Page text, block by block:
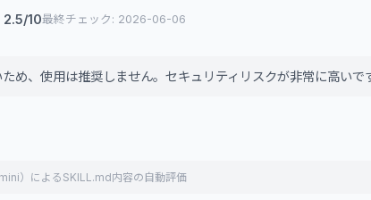
2.5/10最終チェック: 2026-06-06
め、使用は推奨しません。セキュリティリスクが非常に高いで
）によるSKILL.md内容の自動評価